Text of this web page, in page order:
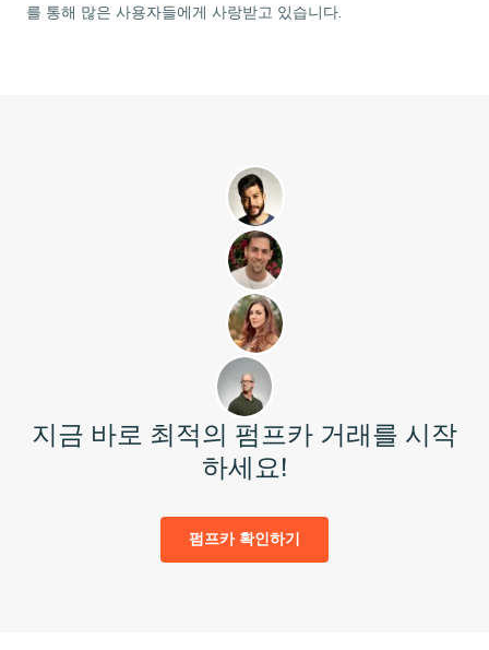
를 통해 많은 사용자들에게 사랑받고 있습니다.
지금 바로 최적의 펌프카 거래를 시작
하세요!
펌프카 확인하기